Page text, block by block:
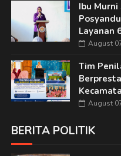
Ibu
Layanan
August
Tim
August
BERITA POLITIK